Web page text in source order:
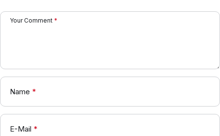
Your Comment *
Name *
E-Mail *